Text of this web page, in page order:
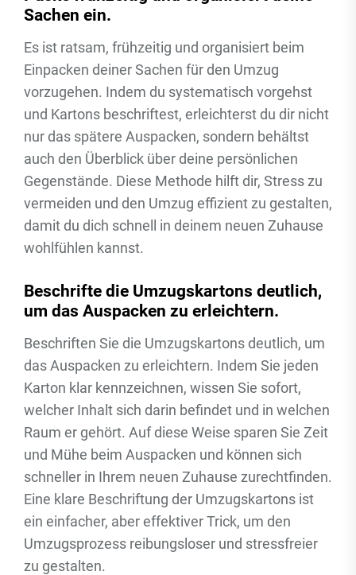
Sachen ein.
Es ist ratsam, frühzeitig und organisiert beim
Einpacken deiner Sachen für den Umzug
vorzugehen. Indem du systematisch vorgehst
und Kartons beschriftest, erleichterst du dir nicht
nur das spätere Auspacken, sondern behältst
auch den Überblick über deine persönlichen
Gegenstände. Diese Methode hilft dir, Stress zu
vermeiden und den Umzug effizient zu gestalten,
damit du dich schnell in deinem neuen Zuhause
wohlfühlen kannst.
Beschrifte die Umzugskartons deutlich,
um das Auspacken zu erleichtern.
Beschriften Sie die Umzugskartons deutlich, um
das Auspacken zu erleichtern. Indem Sie jeden
Karton klar kennzeichnen, wissen Sie sofort,
welcher Inhalt sich darin befindet und in welchen
Raum er gehört. Auf diese Weise sparen Sie Zeit
und Mühe beim Auspacken und können sich
schneller in Ihrem neuen Zuhause zurechtfinden.
Eine klare Beschriftung der Umzugskartons ist
ein einfacher, aber effektiver Trick, um den
Umzugsprozess reibungsloser und stressfreier
zu gestalten.